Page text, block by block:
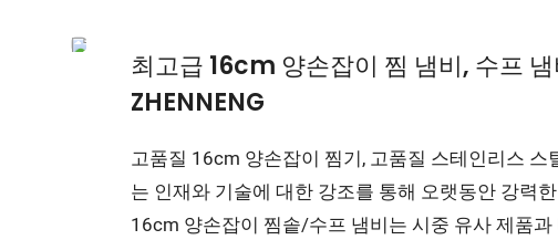
최고급 16cm 양손잡이 찜 냄비, 수프
ZHENNENG
고품질 16cm 양손잡이 찜기, 고품질 스테인리스
는 인재와 기술에 대한 강조를 통해 오랫동안 강력
16cm 양손잡이 찜솥/수프 냄비는 시중 유사 제품